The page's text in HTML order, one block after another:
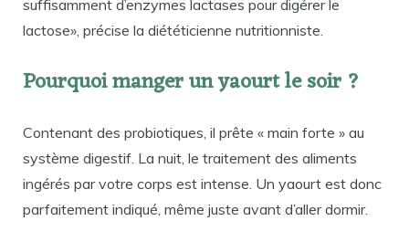
suffisamment d’enzymes lactases pour digérer le
lactose», précise la diététicienne nutritionniste.
Pourquoi manger un yaourt le soir ?
Contenant des probiotiques, il prête « main forte » au
système digestif. La nuit, le traitement des aliments
ingérés par votre corps est intense. Un yaourt est donc
parfaitement indiqué, même juste avant d’aller dormir.